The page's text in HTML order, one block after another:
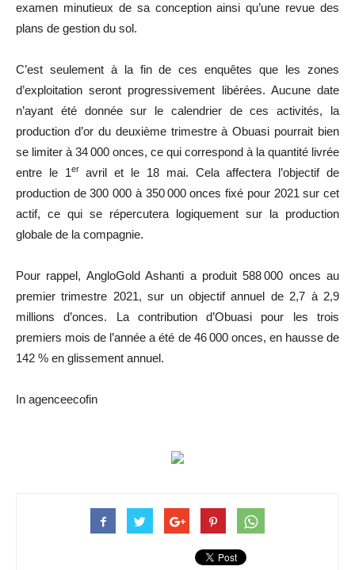
examen minutieux de sa conception ainsi qu’une revue des
plans de gestion du sol.
C’est seulement à la fin de ces enquêtes que les zones
d’exploitation seront progressivement libérées. Aucune date
n’ayant été donnée sur le calendrier de ces activités, la
production d’or du deuxième trimestre à Obuasi pourrait bien
se limiter à 34 000 onces, ce qui correspond à la quantité livrée
entre le 1eravril et le 18 mai. Cela affectera l’objectif de
production de 300 000 à 350 000 onces fixé pour 2021 sur cet
actif, ce qui se répercutera logiquement sur la production
globale de la compagnie.
Pour rappel, AngloGold Ashanti a produit 588 000 onces au
premier trimestre 2021, sur un objectif annuel de 2,7 à 2,9
millions d’onces. La contribution d’Obuasi pour les trois
premiers mois de l’année a été de 46 000 onces, en hausse de
142 % en glissement annuel.
In agenceecofin